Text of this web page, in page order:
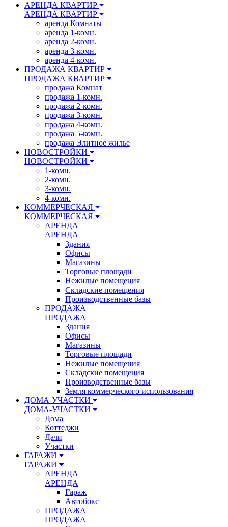
АРЕНДА КВАРТИР
АРЕНДА КВАРТИР
аренда Комнаты
аренда 1-комн.
аренда 2-комн.
аренда 3-комн.
аренда 4-комн.
ПРОДАЖА КВАРТИР
ПРОДАЖА КВАРТИР
продажа Комнат
продажа 1-комн.
продажа 2-комн.
продажа 3-комн.
продажа 4-комн.
продажа 5-комн.
продажа Элитное жилье
НОВОСТРОЙКИ
НОВОСТРОЙКИ
1-комн.
2-комн.
3-комн.
4-комн.
КОММЕРЧЕСКАЯ
КОММЕРЧЕСКАЯ
АРЕНДА
АРЕНДА
Здания
Офисы
Магазины
Торговые площади
Нежилые помещения
Складские помещения
Производственные базы
ПРОДАЖА
ПРОДАЖА
Здания
Офисы
Магазины
Торговые площади
Нежилые помещения
Складские помещения
Производственные базы
Земля коммерческого использования
ДОМА-УЧАСТКИ
ДОМА-УЧАСТКИ
Дома
Коттеджи
Дачи
Участки
ГАРАЖИ
ГАРАЖИ
АРЕНДА
АРЕНДА
Гараж
Автобокс
ПРОДАЖА
ПРОДАЖА